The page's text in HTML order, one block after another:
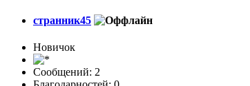
странник45
Новичок
Сообщений: 2